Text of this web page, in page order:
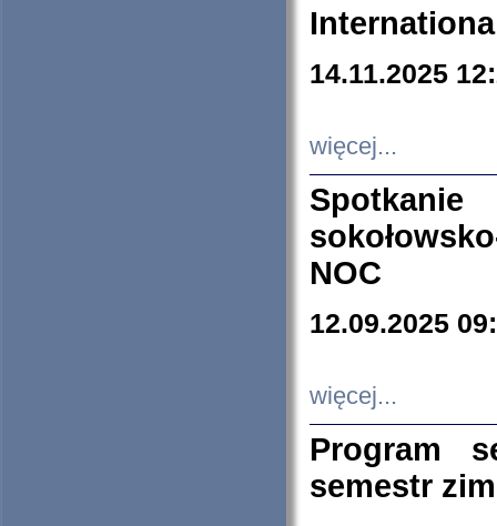
14.11.2025
więcej...
NOC
12.09.2025
więcej...
Program
semestr